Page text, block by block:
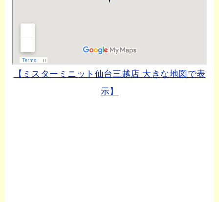
【ミスターミニット仙台三越店 大きな地図で表
示】